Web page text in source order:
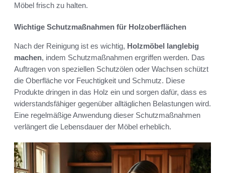
Möbel frisch zu halten.
Wichtige Schutzmaßnahmen für Holzoberflächen
Nach der Reinigung ist es wichtig, Holzmöbel langlebig
machen, indem Schutzmaßnahmen ergriffen werden. Das
Auftragen von speziellen Schutzölen oder Wachsen schützt
die Oberfläche vor Feuchtigkeit und Schmutz. Diese
Produkte dringen in das Holz ein und sorgen dafür, dass es
widerstandsfähiger gegenüber alltäglichen Belastungen wird.
Eine regelmäßige Anwendung dieser Schutzmaßnahmen
verlängert die Lebensdauer der Möbel erheblich.